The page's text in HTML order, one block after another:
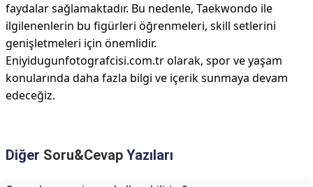
faydalar sağlamaktadır. Bu nedenle, Taekwondo ile
ilgilenenlerin bu figürleri öğrenmeleri, skill setlerini
genişletmeleri için önemlidir.
Eniyidugunfotografcisi.com.tr olarak, spor ve yaşam
konularında daha fazla bilgi ve içerik sunmaya devam
edeceğiz.
Diğer Soru&Cevap Yazıları